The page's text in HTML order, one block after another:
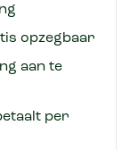
opzegbaar
aan te
per